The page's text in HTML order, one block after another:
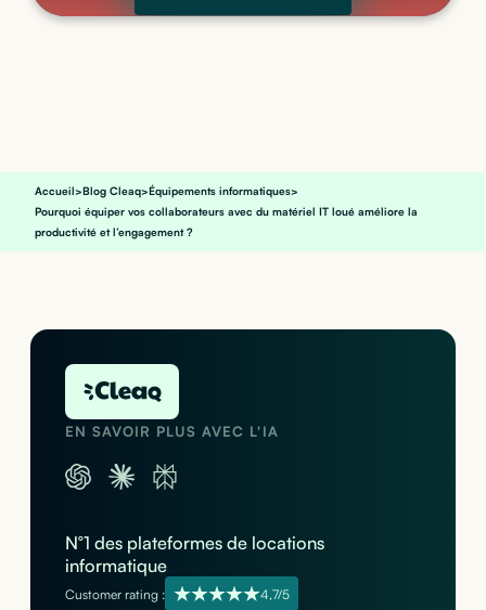
Accueil>Blog Cleaq>Équipements informatiques>
Pourquoi équiper vos collaborateurs avec du matériel IT loué améliore la
productivité et l’engagement ?
EN SAVOIR PLUS AVEC L'IA
N°1 des plateformes de locations
informatique
Customer rating : 4,7/5